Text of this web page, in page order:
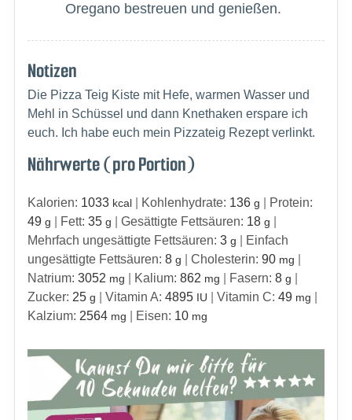
Oregano bestreuen und genießen.
Notizen
Die Pizza Teig Kiste mit Hefe, warmen Wasser und
Mehl in Schüssel und dann Knethaken erspare ich
euch. Ich habe euch mein Pizzateig Rezept verlinkt.
Nährwerte (pro Portion)
Kalorien: 1033 kcal| Kohlenhydrate: 136 g
Protein:
49 g Fett: 35 g Gesättigte Fettsäuren: 18 g
Mehrfach ungesättigte Fettsäuren: 3 g
Einfach
ungesättigte Fettsäuren: 8 g Cholesterin: 90 mg
Natrium: 3052 mg Kalium: 862 mg Fasern: 8 g
Zucker: 25 g Vitamin A: 4895 IU Vitamin C: 49 mg
Kalzium: 2564 mg Eisen: 10 mg